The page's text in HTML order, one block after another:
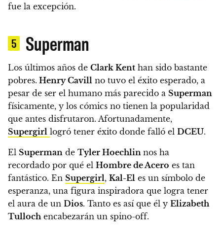
fue la excepción.
5 Superman
Los últimos años de Clark Kent han sido bastante
pobres. Henry Cavill no tuvo el éxito esperado, a
pesar de ser el humano más parecido a Superman
físicamente, y los cómics no tienen la popularidad
que antes disfrutaron. Afortunadamente,
Supergirl logró tener éxito donde falló el DCEU.
El Superman de Tyler Hoechlin nos ha
recordado por qué el Hombre de Acero es tan
fantástico. En Supergirl, Kal-El es un símbolo de
esperanza, una figura inspiradora que logra tener
el aura de un Dios. Tanto es así que él y Elizabeth
Tulloch encabezarán un spino-off.